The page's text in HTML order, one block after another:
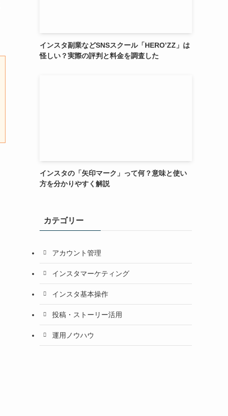
インスタ副業などSNSスクール「HERO’ZZ」は
怪しい？実際の評判と料金を調査した
インスタの「矢印マーク」って何？意味と使い
方を分かりやすく解説
カテゴリー
アカウント管理
インスタマーケティング
インスタ基本操作
投稿・ストーリー活用
運用ノウハウ